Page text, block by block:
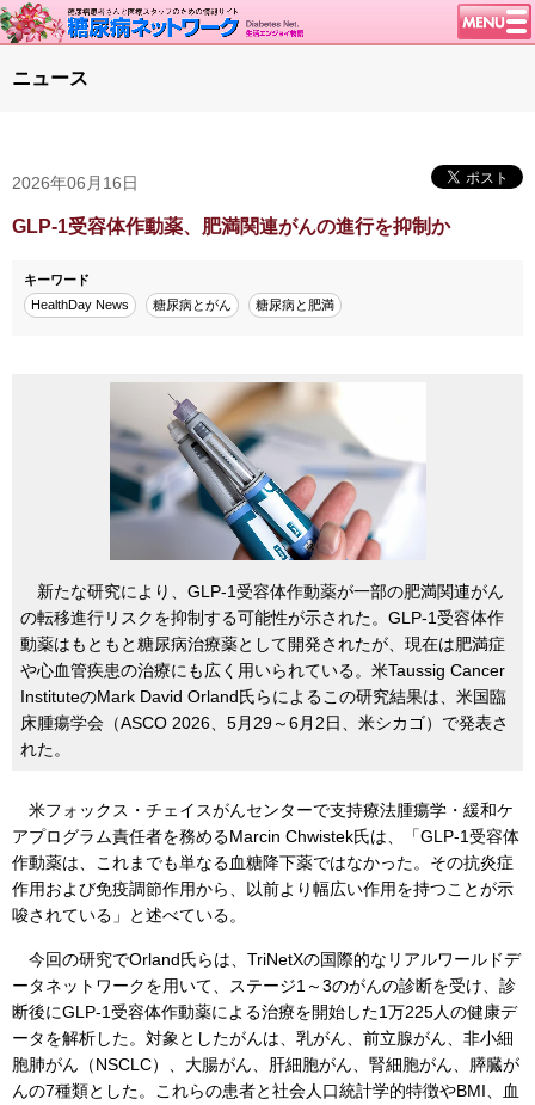
談話室BBS
糖尿病のきほん
特集・連載 一覧へ
インスリンポンプ
血糖トレンド
グリコアルブミン
1型ライフ
ニュース
2026年06月16日
GLP-1受容体作動薬、肥満関連がんの進行を抑制か
キーワード
HealthDay News
糖尿病とがん 糖尿病と肥満
新たな研究により、GLP-1受容体作動薬が一部の肥満関連がん
の転移進行リスクを抑制する可能性が示された。GLP-1受容体作
動薬はもともと糖尿病治療薬として開発されたが、現在は肥満症
や心血管疾患の治療にも広く用いられている。米Taussig Cancer
InstituteのMark David Orland氏らによるこの研究結果は、米国臨
床腫瘍学会（ASCO 2026、5月29～6月2日、米シカゴ）で発表さ
れた。
米フォックス・チェイスがんセンターで支持療法腫瘍学・緩和ケ
アプログラム責任者を務めるMarcin Chwistek氏は、「GLP-1受容体
作動薬は、これまでも単なる血糖降下薬ではなかった。その抗炎症
作用および免疫調節作用から、以前より幅広い作用を持つことが示
唆されている」と述べている。
今回の研究でOrland氏らは、TriNetXの国際的なリアルワールドデ
ータネットワークを用いて、ステージ1～3のがんの診断を受け、診
断後にGLP-1受容体作動薬による治療を開始した1万225人の健康デ
ータを解析した。対象としたがんは、乳がん、前立腺がん、非小細
胞肺がん（NSCLC）、大腸がん、肝細胞がん、腎細胞がん、膵臓が
んの7種類とした。これらの患者と社会人口統計学的特徴やBMI、血